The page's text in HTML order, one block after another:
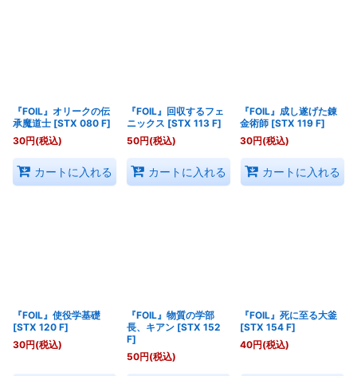
『FOIL』オリークの伝
承魔道士 [STX 080 F]
30円(税込)
カートに入れる
『FOIL』回収するフェ
ニックス [STX 113 F]
50円(税込)
カートに入れる
『FOIL』成し遂げた錬
金術師 [STX 119 F]
30円(税込)
カートに入れる
『FOIL』使役学基礎
[STX 120 F]
30円(税込)
『FOIL』物質の学部
長、キアン [STX 152
F]
50円(税込)
『FOIL』死に至る大釜
[STX 154 F]
40円(税込)